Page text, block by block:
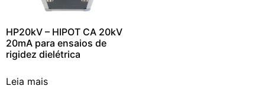
HP20kV – HIPOT CA 20kV
20mA para ensaios de
rigidez dielétrica
Leia mais